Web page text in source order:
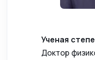
Ученая
Доктор